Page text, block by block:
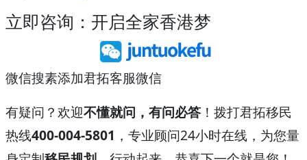
立即咨询：开启全家香港梦
微信搜素添加君拓客服微信
有疑问？欢迎不懂就问，有问必答 ！拨打君拓移民
热线400-004-5801 ，专业顾问24小时在线，为您量